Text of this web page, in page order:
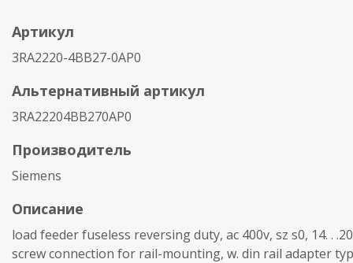
Артикул
3RA2220-4BB27-0AP0
Альтернативный артикул
3RA22204BB270AP0
Производитель
Siemens
Описание
load feeder fuseless reversing duty, ac 400v, sz s0, 14. .
screw connection for rail-mounting, w. din rail adapter